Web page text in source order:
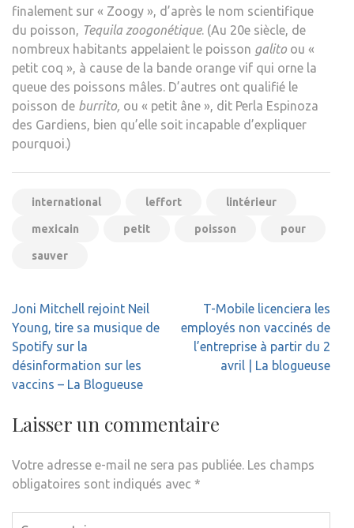
finalement sur « Zoogy », d’après le nom scientifique
du poisson, Tequila zoogonétique. (Au 20e siècle, de
nombreux habitants appelaient le poisson galito ou «
petit coq », à cause de la bande orange vif qui orne la
queue des poissons mâles. D’autres ont qualifié le
poisson de burrito, ou « petit âne », dit Perla Espinoza
des Gardiens, bien qu’elle soit incapable d’expliquer
pourquoi.)
international leffort lintérieur
mexicain petit poisson pour
sauver
Navigation
de
l’article
Joni Mitchell rejoint Neil
Young, tire sa musique de
Spotify sur la
désinformation sur les
vaccins – La Blogueuse
T-Mobile licenciera les
employés non vaccinés de
l’entreprise à partir du 2
avril | La blogueuse
Laisser un commentaire
Votre adresse e-mail ne sera pas publiée. Les champs
obligatoires sont indiqués avec *